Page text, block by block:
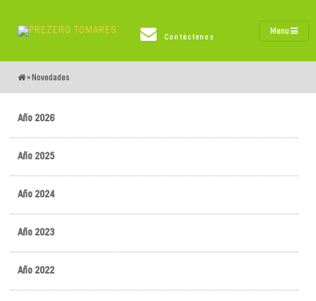
Contáctenos
Menu
» Novedades
Año 2026
Año 2025
Año 2024
Año 2023
Año 2022